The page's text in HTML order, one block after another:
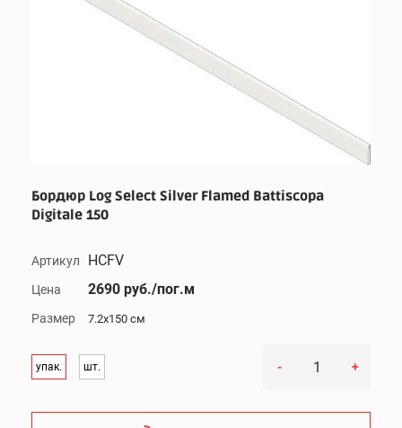
Бордюр Log Select Silver Flamed Battiscopa
Digitale 150
Артикул HCFV
Цена 2690 руб./пог.м
Размер 7.2x150 см
упак. шт. - +